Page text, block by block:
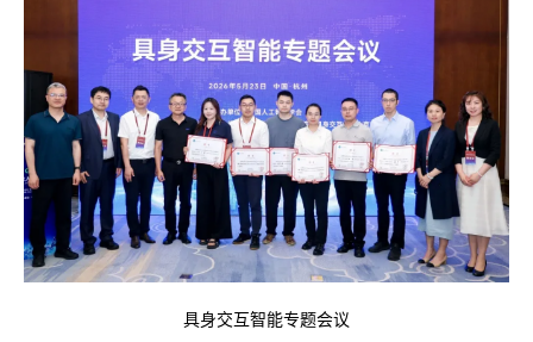
具身交互智能专题会议